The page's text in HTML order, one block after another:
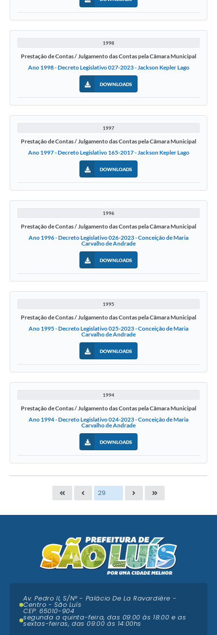
1998
Prestação de Contas / Julgamento das Contas pela Câmara Municipal
Ano 1998 - Decreto Legislativo 027-2023 - Jackson Kepler Lago
DOWNLOADS
1997
Prestação de Contas / Julgamento das Contas pela Câmara Municipal
Ano 1997 - Decreto Legislativo 165-2017 - Jackson Kepler Lago
DOWNLOADS
1996
Prestação de Contas / Julgamento das Contas pela Câmara Municipal
Ano 1996 - Decreto Legislativo 026-2023 - Conceição de Maria
Carvalho de Andrade
DOWNLOADS
1995
Prestação de Contas / Julgamento das Contas pela Câmara Municipal
Ano 1995 - Decreto Legislativo 025-2023 - Conceição de Maria
Carvalho de Andrade
DOWNLOADS
1994
Prestação de Contas / Julgamento das Contas pela Câmara Municipal
Ano 1994 - Decreto Legislativo 024-2023 - Conceição de Maria
Carvalho de Andrade
DOWNLOADS
Av. Pedro II, S/N° - Palácio De La Ravardière -
Centro - São Luís
CEP: 65010-904
segunda a quinta-feira, das 09:00 ás 18:00 e as
sextas-feiras, das 09:00 às 14:00hs